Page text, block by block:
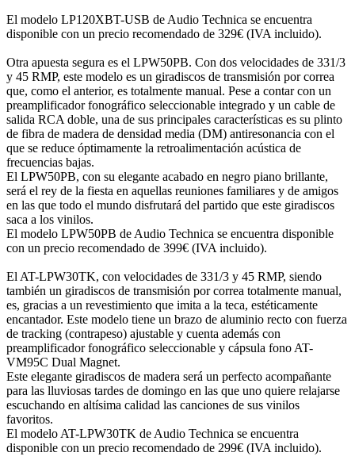
El modelo LP120XBT-USB de Audio Technica se encuentra
disponible con un precio recomendado de 329€ (IVA incluido).
Otra apuesta segura es el LPW50PB. Con dos velocidades de 331/3
y 45 RMP, este modelo es un giradiscos de transmisión por correa
que, como el anterior, es totalmente manual. Pese a contar con un
preamplificador fonográfico seleccionable integrado y un cable de
salida RCA doble, una de sus principales características es su plinto
de fibra de madera de densidad media (DM) antiresonancia con el
que se reduce óptimamente la retroalimentación acústica de
frecuencias bajas.
El LPW50PB, con su elegante acabado en negro piano brillante,
será el rey de la fiesta en aquellas reuniones familiares y de amigos
en las que todo el mundo disfrutará del partido que este giradiscos
saca a los vinilos.
El modelo LPW50PB de Audio Technica se encuentra disponible
con un precio recomendado de 399€ (IVA incluido).
El AT-LPW30TK, con velocidades de 331/3 y 45 RMP, siendo
también un giradiscos de transmisión por correa totalmente manual,
es, gracias a un revestimiento que imita a la teca, estéticamente
encantador. Este modelo tiene un brazo de aluminio recto con fuerza
de tracking (contrapeso) ajustable y cuenta además con
preamplificador fonográfico seleccionable y cápsula fono AT-
VM95C Dual Magnet.
Este elegante giradiscos de madera será un perfecto acompañante
para las lluviosas tardes de domingo en las que uno quiere relajarse
escuchando en altísima calidad las canciones de sus vinilos
favoritos.
El modelo AT-LPW30TK de Audio Technica se encuentra
disponible con un precio recomendado de 299€ (IVA incluido).